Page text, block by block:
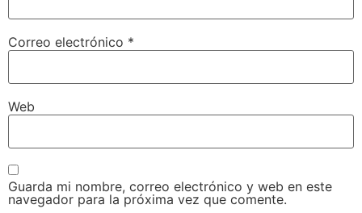
Correo electrónico *
Web
Guarda mi nombre, correo electrónico y web en este
navegador para la próxima vez que comente.